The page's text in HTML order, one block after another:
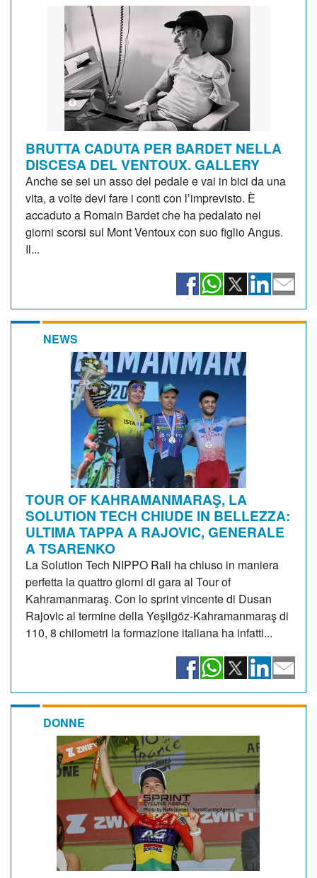
BRUTTA CADUTA PER BARDET NELLA
DISCESA DEL VENTOUX. GALLERY
Anche se sei un asso del pedale e vai in bici da una
vita, a volte devi fare i conti con l’imprevisto. È
accaduto a Romain Bardet che ha pedalato nei
giorni scorsi sul Mont Ventoux con suo figlio Angus.
Il...
NEWS
TOUR OF KAHRAMANMARAŞ, LA
SOLUTION TECH CHIUDE IN BELLEZZA:
ULTIMA TAPPA A RAJOVIC, GENERALE
A TSARENKO
La Solution Tech NIPPO Rali ha chiuso in maniera
perfetta la quattro giorni di gara al Tour of
Kahramanmaraş. Con lo sprint vincente di Dusan
Rajovic al termine della Yeşilgöz-Kahramanmaraş di
110, 8 chilometri la formazione italiana ha infatti...
DONNE